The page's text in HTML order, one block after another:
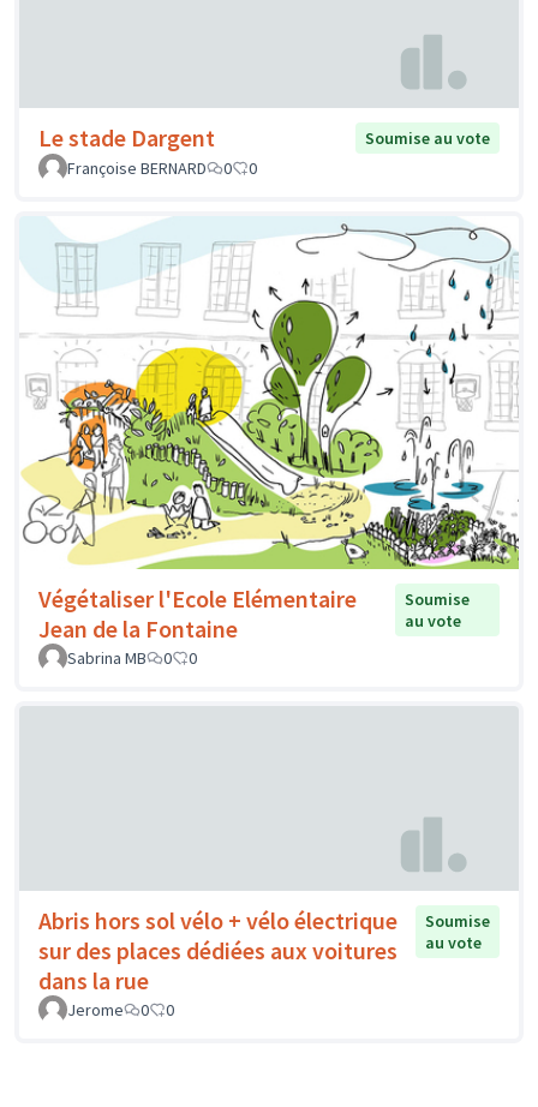
Le stade Dargent
Soumise au vote
Françoise BERNARD
0 0
Végétaliser l'Ecole Elémentaire
Jean de la Fontaine
Soumise
au vote
Sabrina MB
0 0
Abris hors sol vélo + vélo électrique
sur des places dédiées aux voitures
dans la rue
Soumise
au vote
Jerome 0 0